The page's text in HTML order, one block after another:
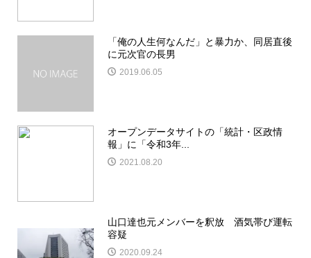
「俺の人生何なんだ」と暴力か、同居直後
に元次官の長男
2019.06.05
オープンデータサイトの「統計・区政情
報」に「令和3年...
2021.08.20
山口達也元メンバーを釈放 酒気帯び運転
容疑
2020.09.24